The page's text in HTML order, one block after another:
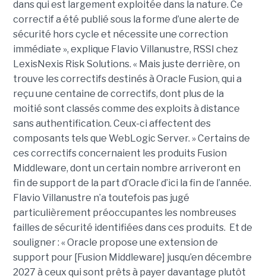
dans qui est largement exploitée dans la nature. Ce
correctif a été publié sous la forme d’une alerte de
sécurité hors cycle et nécessite une correction
immédiate », explique Flavio Villanustre, RSSI chez
LexisNexis Risk Solutions. « Mais juste derrière, on
trouve les correctifs destinés à Oracle Fusion, qui a
reçu une centaine de correctifs, dont plus de la
moitié sont classés comme des exploits à distance
sans authentification. Ceux-ci affectent des
composants tels que WebLogic Server. » Certains de
ces correctifs concernaient les produits Fusion
Middleware, dont un certain nombre arriveront en
fin de support de la part d’Oracle d’ici la fin de l’année.
Flavio Villanustre n’a toutefois pas jugé
particulièrement préoccupantes les nombreuses
failles de sécurité identifiées dans ces produits. Et de
souligner : « Oracle propose une extension de
support pour [Fusion Middleware] jusqu’en décembre
2027 à ceux qui sont prêts à payer davantage plutôt